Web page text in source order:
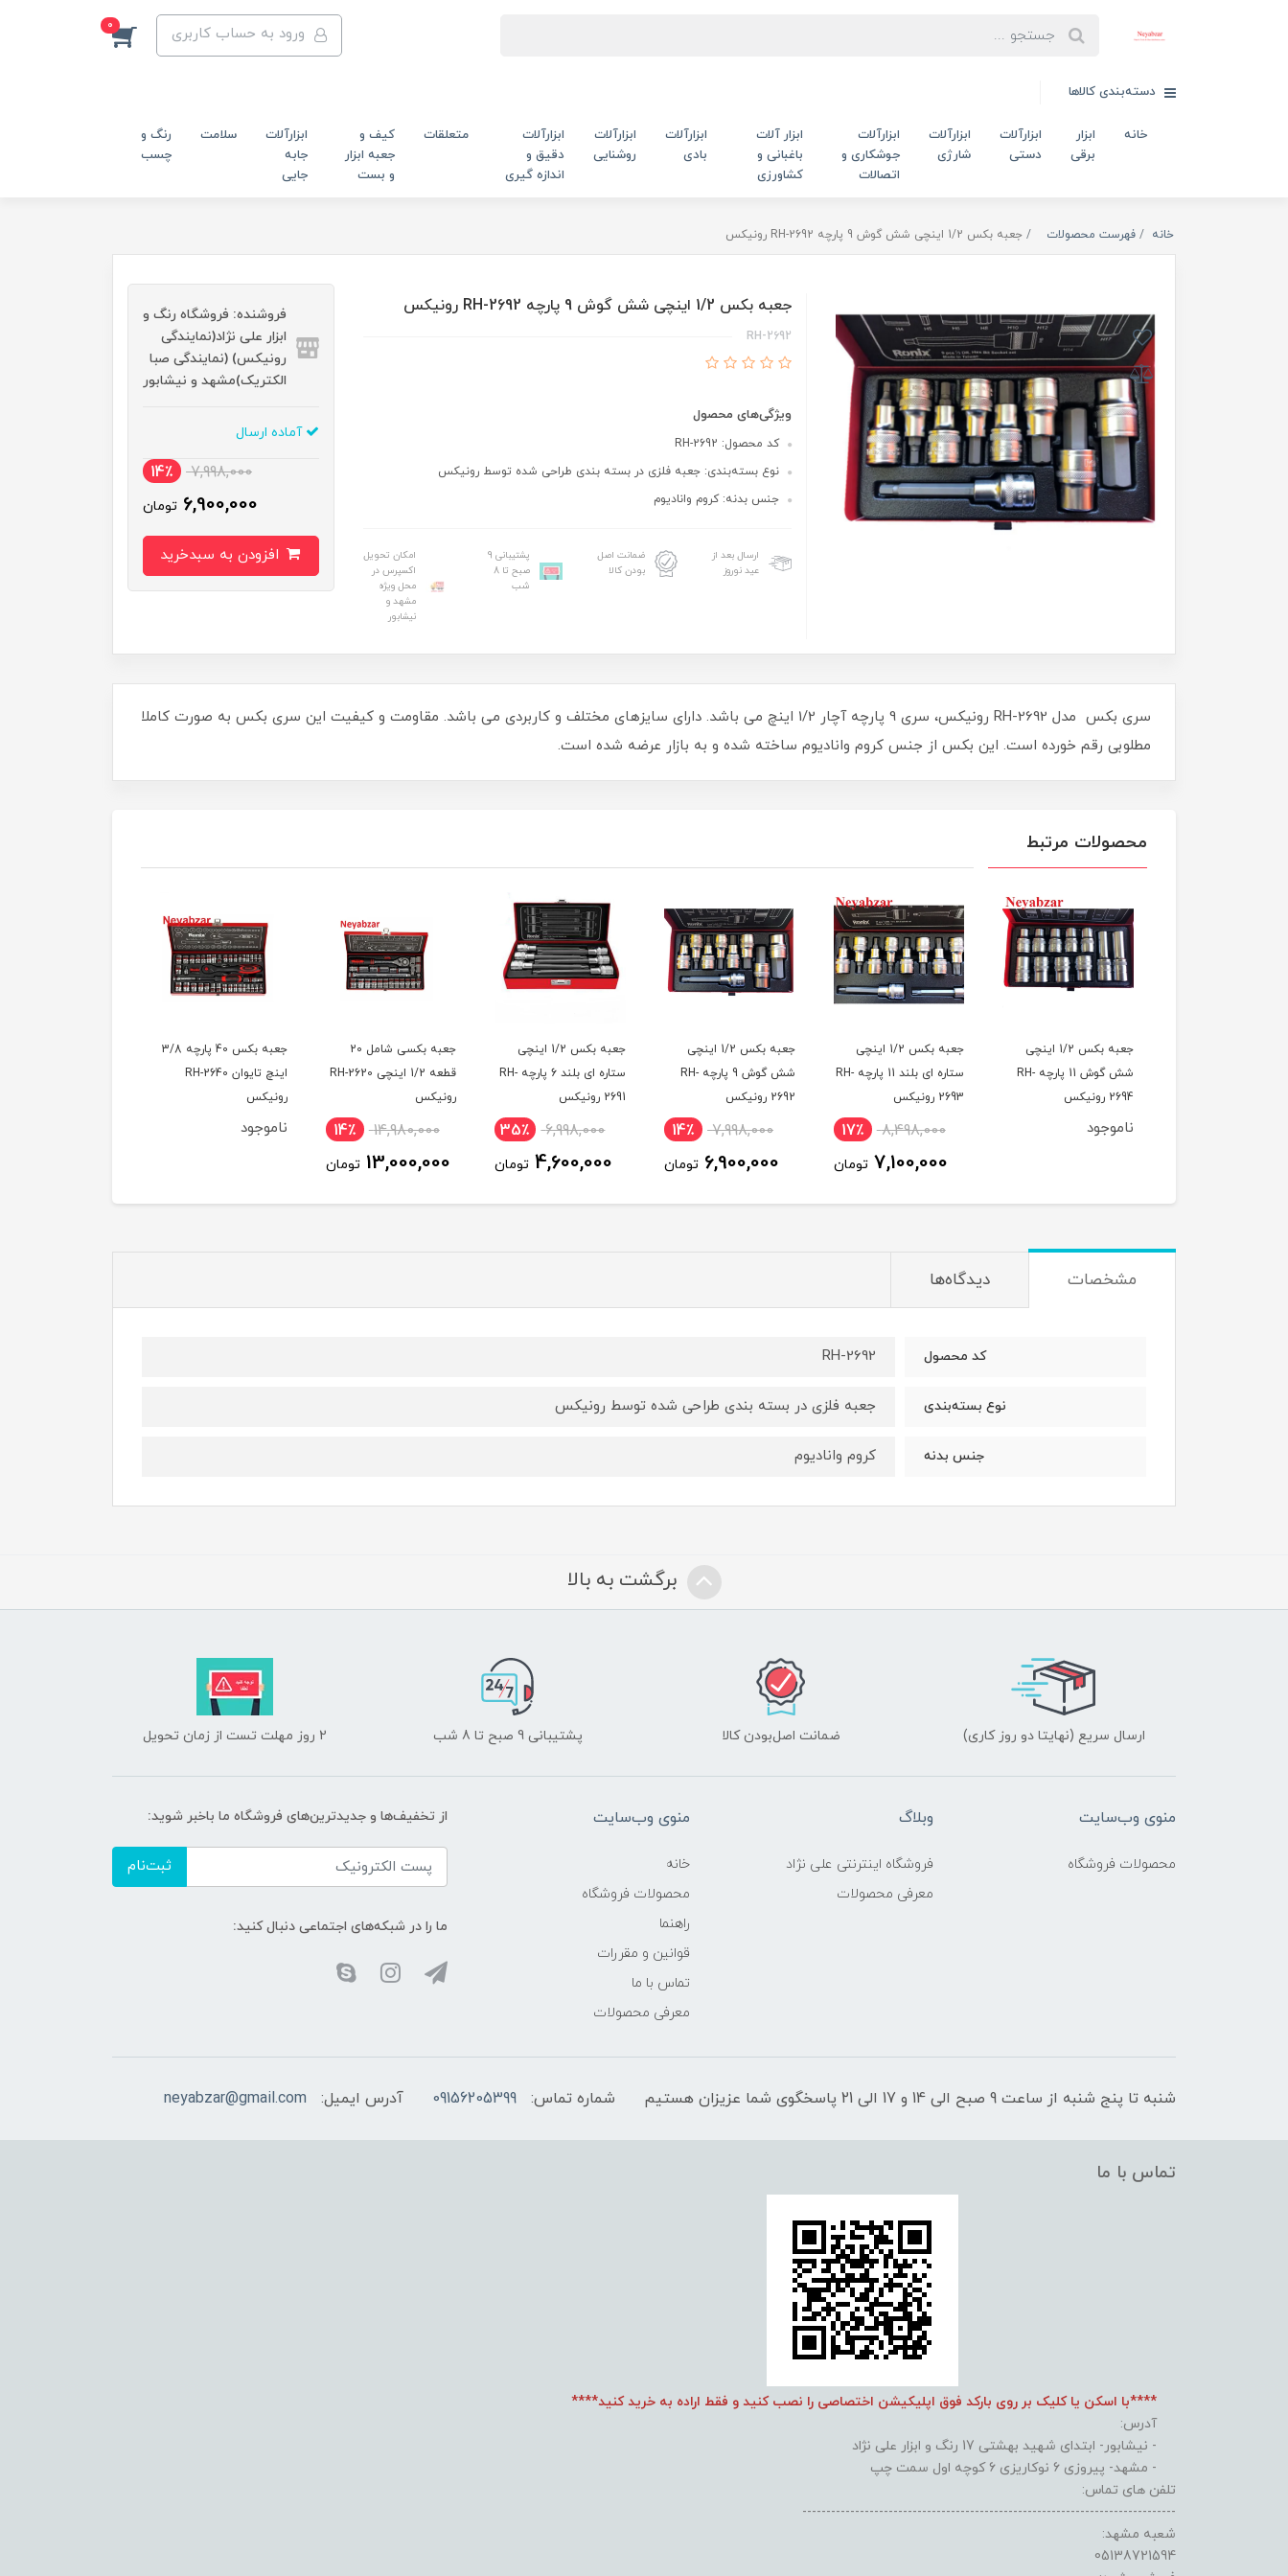
ورود به حساب کاربری 0
دسته‌بندی کالاها
خانه
ابزار
برقی
ابزارآلات
دستی
ابزارآلات
شارژی
ابزارآلات
جوشکاری و
اتصالات
ابزار آلات
باغبانی و
کشاورزی
ابزارآلات
بادی
ابزارآلات
روشنایی
ابزارآلات
دقیق و
اندازه گیری
متعلقات
کیف و
جعبه ابزار
و بست
ابزارآلات
جابه
جایی
سلامت
رنگ و
چسب
خانه فهرست محصولات جعبه بکس 1/2 اینچی شش گوش 9 پارچه RH-2692 رونیکس
جعبه بکس 1/2 اینچی شش گوش 9 پارچه RH-2692 رونیکس
RH-2692
ویژگی‌های محصول
کد محصول: RH-2692
نوع بسته‌بندی: جعبه فلزی در بسته‌ بندی طراحی شده توسط رونیکس
جنس بدنه: کروم وانادیوم
ارسال بعد از
عید نوروز
ضمانت اصل
بودن کالا
پشتیبانی 9
صبح تا 8
شب
امکان تحویل
اکسپرس در
محل ویژه
مشهد و
نیشابور
فروشنده: فروشگاه رنگ و
ابزار علی نژاد(نمایندگی
رونیکس) (نمایندگی صبا
الکتریک)مشهد و نیشابور
آماده ارسال
7,998,000 14٪
6,900,000 تومان
سری بکس مدل RH-2692 رونیکس، سری 9 پارچه آچار 1/2 اینچ می باشد. دارای سایزهای مختلف و کاربردی می باشد. مقاومت و کیفیت این سری بکس به صورت کاملا
مطلوبی رقم خورده است. این بکس از جنس کروم وانادیوم ساخته شده و به بازار عرضه شده است.
محصولات مرتبط
جعبه بکس 1/2 اینچی
شش گوش 11 پارچه RH-
2694 رونیکس
ناموجود
جعبه بکس 1/2 اینچی
ستاره ای بلند 11 پارچه RH-
2693 رونیکس
8,498,000 17٪
7,100,000 تومان
جعبه بکس 1/2 اینچی
شش گوش 9 پارچه RH-
2692 رونیکس
7,998,000 14٪
6,900,000 تومان
جعبه بکس 1/2 اینچی
ستاره ای بلند 6 پارچه RH-
2691 رونیکس
6,998,000 35٪
4,600,000 تومان
جعبه بکسی شامل 20
قطعه 1/2 اینچی RH-2620
رونیکس
14,980,000 14٪
13,000,000 تومان
جعبه بکس 40 پارچه 3/8
اینچ تایوان RH-2640
رونیکس
ناموجود
مشخصات دیدگاه‌ها
کد محصول RH-2692
نوع بسته‌بندی جعبه فلزی در بسته‌ بندی طراحی شده توسط رونیکس
جنس بدنه کروم وانادیوم
برگشت به بالا
ارسال سریع (نهایتا دو روز کاری) ضمانت اصل‌بودن کالا پشتیبانی 9 صبح تا 8 شب 2 روز مهلت تست از زمان تحویل
منوی وب‌سایت
محصولات فروشگاه
وبلاگ
فروشگاه اینترنتی علی نژاد
معرفی محصولات
منوی وب‌سایت
خانه
محصولات فروشگاه
راهنما
قوانین و مقررات
تماس با ما
معرفی محصولات
از تخفیف‌ها و جدیدترین‌های فروشگاه ما باخبر شوید:
ثبت‌نام
ما را در شبکه‌های اجتماعی دنبال کنید:
شنبه تا پنج شنبه از ساعت 9 صبح الی 14 و 17 الی 21 پاسخگوی شما عزیزان هستیم شماره تماس: 09156205399 آدرس ایمیل: neyabzar@gmail.com
تماس با ما
****با اسکن یا کلیک بر روی بارکد فوق اپلیکیشن اختصاصی را نصب کنید و فقط اراده به خرید کنید****
آدرس:
- نیشابور- ابتدای شهید بهشتی 17 رنگ و ابزار علی نژاد
- مشهد- پیروزی 6 نوکاریزی 6 کوچه اول سمت چپ
تلفن های تماس:
------------------------------------------------------------------------------
شعبه مشهد:
05138721594